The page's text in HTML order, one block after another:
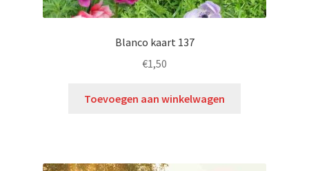
Blanco kaart 137
€1,50
Toevoegen aan winkelwagen